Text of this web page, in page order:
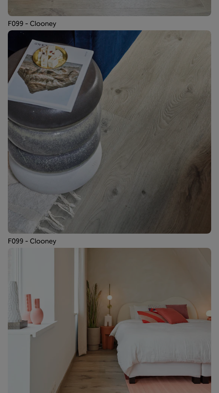
F099 - Clooney
F099 - Clooney